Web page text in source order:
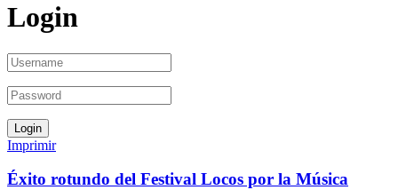
Login
Imprimir
Éxito rotundo del Festival Locos por la Música